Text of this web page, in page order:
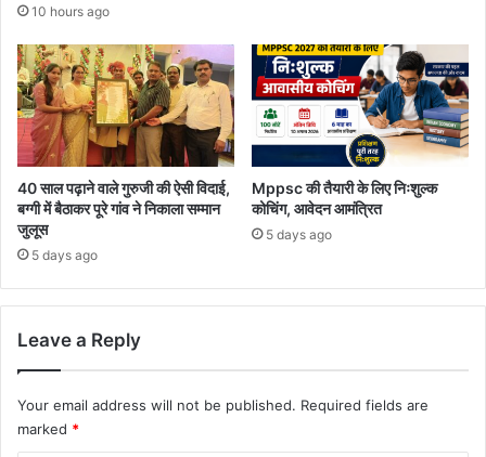
10 hours ago
40 साल पढ़ाने वाले गुरुजी की ऐसी विदाई,
बग्गी में बैठाकर पूरे गांव ने निकाला सम्मान
जुलूस
5 days ago
Mppsc की तैयारी के लिए निःशुल्क
कोचिंग, आवेदन आमंत्रित
5 days ago
Leave a Reply
Your email address will not be published. Required fields are
marked *